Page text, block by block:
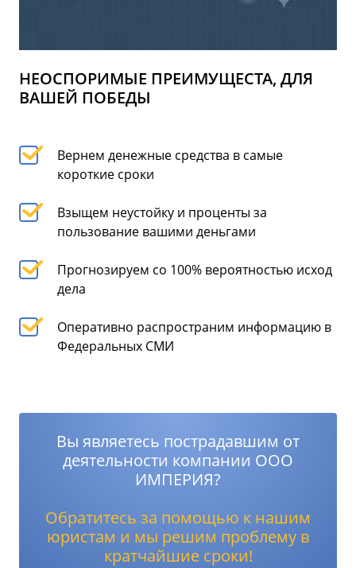
НЕОСПОРИМЫЕ ПРЕИМУЩЕСТА, ДЛЯ
ВАШЕЙ ПОБЕДЫ
Вернем денежные средства в самые
короткие сроки
Взыщем неустойку и проценты за
пользование вашими деньгами
Прогнозируем со 100% вероятностью исход
дела
Оперативно распространим информацию в
Федеральных СМИ
Вы являетесь пострадавшим от
деятельности компании ООО
ИМПЕРИЯ?
Обратитесь за помощью к нашим
юристам и мы решим проблему в
кратчайшие сроки!